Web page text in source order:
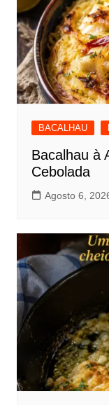
BACALHAU
Bacalhau à
Cebolada
Agosto 6,